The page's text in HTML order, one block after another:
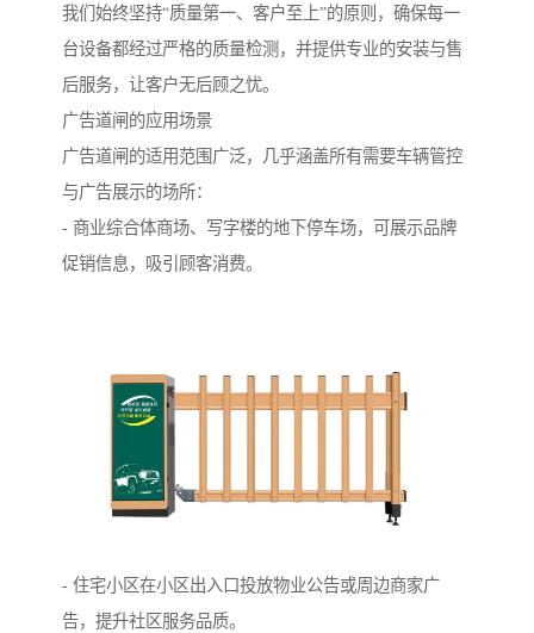
我们始终坚持“质量第一、客户至上”的原则，确保每一
台设备都经过严格的质量检测，并提供专业的安装与售
后服务，让客户无后顾之忧。
广告道闸的应用场景
广告道闸的适用范围广泛，几乎涵盖所有需要车辆管控
与广告展示的场所：
- 商业综合体商场、写字楼的地下停车场，可展示品牌
促销信息，吸引顾客消费。
- 住宅小区在小区出入口投放物业公告或周边商家广
告，提升社区服务品质。